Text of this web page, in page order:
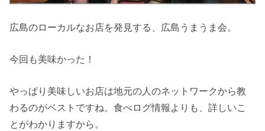
広島のローカルなお店を発見する、広島うまうま会。
今回も美味かった！
やっぱり美味しいお店は地元の人のネットワークから教
わるのがベストですね。食べログ情報よりも、詳しいこ
とがわかりますから。